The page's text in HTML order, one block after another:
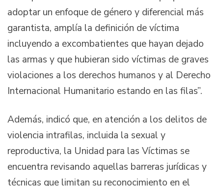
adoptar un enfoque de género y diferencial más
garantista, amplía la definición de víctima
incluyendo a excombatientes que hayan dejado
las armas y que hubieran sido víctimas de graves
violaciones a los derechos humanos y al Derecho
Internacional Humanitario estando en las filas”.
Además, indicó que, en atención a los delitos de
violencia intrafilas, incluida la sexual y
reproductiva, la Unidad para las Víctimas se
encuentra revisando aquellas barreras jurídicas y
técnicas que limitan su reconocimiento en el